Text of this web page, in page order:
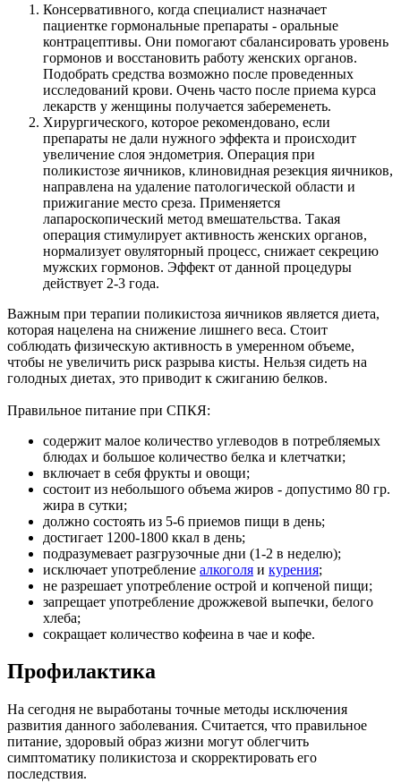
Консервативного, когда специалист назначает
пациентке гормональные препараты - оральные
контрацептивы. Они помогают сбалансировать уровень
гормонов и восстановить работу женских органов.
Подобрать средства возможно после проведенных
исследований крови. Очень часто после приема курса
лекарств у женщины получается забеременеть.
Хирургического, которое рекомендовано, если
препараты не дали нужного эффекта и происходит
увеличение слоя эндометрия. Операция при
поликистозе яичников, клиновидная резекция яичников,
направлена на удаление патологической области и
прижигание место среза. Применяется
лапароскопический метод вмешательства. Такая
операция стимулирует активность женских органов,
нормализует овуляторный процесс, снижает секрецию
мужских гормонов. Эффект от данной процедуры
действует 2-3 года.
Важным при терапии поликистоза яичников является диета,
которая нацелена на снижение лишнего веса. Стоит
соблюдать физическую активность в умеренном объеме,
чтобы не увеличить риск разрыва кисты. Нельзя сидеть на
голодных диетах, это приводит к сжиганию белков.
Правильное питание при СПКЯ:
содержит малое количество углеводов в потребляемых
блюдах и большое количество белка и клетчатки;
включает в себя фрукты и овощи;
состоит из небольшого объема жиров - допустимо 80 гр.
жира в сутки;
должно состоять из 5-6 приемов пищи в день;
достигает 1200-1800 ккал в день;
подразумевает разгрузочные дни (1-2 в неделю);
исключает употребление алкоголя и курения;
не разрешает употребление острой и копченой пищи;
запрещает употребление дрожжевой выпечки, белого
хлеба;
сокращает количество кофеина в чае и кофе.
Профилактика
На сегодня не выработаны точные методы исключения
развития данного заболевания. Считается, что правильное
питание, здоровый образ жизни могут облегчить
симптоматику поликистоза и скорректировать его
последствия.